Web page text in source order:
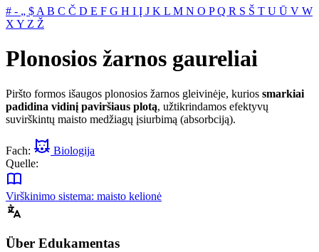
# ‐ „ $ A B C Č D E F G H I Į J K L M N O PQ R S Š T U Ū V W
X Y Z Ž
Plonosios žarnos gaureliai
Piršto formos išaugos plonosios žarnos gleivinėje, kurios smarkiai
padidina vidinį paviršiaus plotą, užtikrindamos efektyvų
suvirškintų maisto medžiagų įsiurbimą (absorbciją).
Fach:
Biologija
Quelle:
Virškinimo sistema: maisto kelionė
Über Edukamentas